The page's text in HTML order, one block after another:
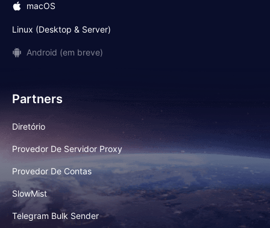
macOS
Linux (Desktop & Server)
Android (em breve)
Partners
Diretório
Provedor De Servidor Proxy
Provedor De Contas
SlowMist
Telegram Bulk Sender